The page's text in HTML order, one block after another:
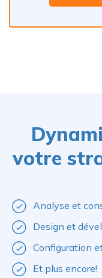
votre
Analyse et
Design et
Configuration
Et plus encore!